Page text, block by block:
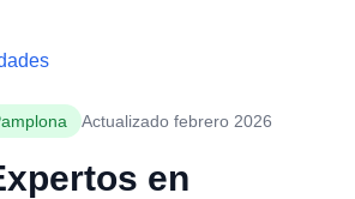
Actualizado febrero 2026
en